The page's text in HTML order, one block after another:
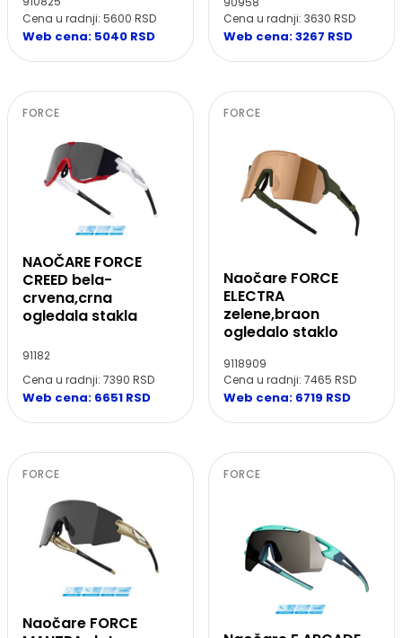
Cena u radnji: 5600 RSD
Web cena: 5040 RSD
Cena u radnji: 3630 RSD
Web cena: 3267 RSD
FORCE
NAOČARE FORCE
CREED bela-
crvena,crna
ogledala stakla
91182
Cena u radnji: 7390 RSD
Web cena: 6651 RSD
FORCE
Naočare FORCE
ELECTRA
zelene,braon
ogledalo staklo
9118909
Cena u radnji: 7465 RSD
Web cena: 6719 RSD
FORCE
Naočare FORCE
FORCE